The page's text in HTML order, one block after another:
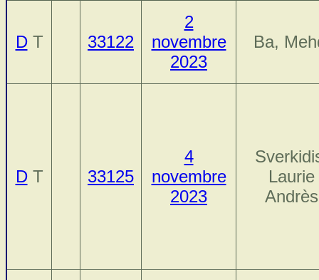
DT 33122
2
novembre
2023
Ba,
DT 33125
4
novembre
2023
Laurie
Andrès